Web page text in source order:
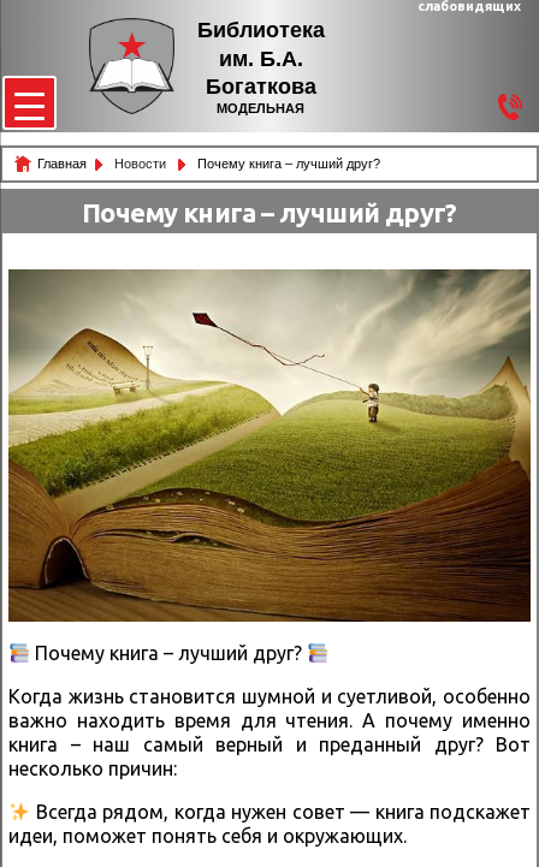
Библиотека
им. Б.А.
Богаткова
МОДЕЛЬНАЯ
слабовидящих
Главная Новости Почему книга – лучший друг?
Почему книга – лучший друг?
Почему книга – лучший друг?
Когда жизнь становится шумной и суетливой, особенно
важно находить время для чтения. А почему именно
книга – наш самый верный и преданный друг? Вот
несколько причин:
Всегда рядом, когда нужен совет — книга подскажет
идеи, поможет понять себя и окружающих.